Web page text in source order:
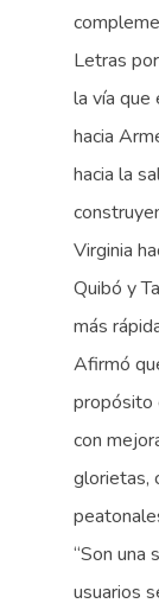
Letras
la vía que
hacia
hacia la
Virginia
Quibó y
más
Afirmó
propósito
con
glorietas,
“Son una
usuarios